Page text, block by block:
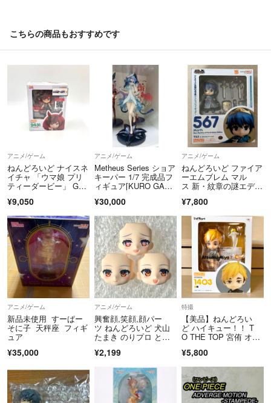
す｡ 配送業者の指定、日時指定はお受けしておりません。
・ご注文確定後の配送先変更は対応できかねます。
は承っておりません。キャンセルにて対応させて頂きます。
・別注文の同梱対応は承っておりません。
・何らかの理由にて商品が返送となった場合、再送の対応はできかねま
環境保護・個人情報保護のため納品書をペーパーレス化しております。
ラクマの決済完了メールを納品書として大切に保管してください。
■キャンセル
・お客様都合によるキャンセルは一切お受けしておりません。
・輸送中の事故による破損や商品違いがあった場合は、到着より5日以
内にご連絡下さい。対応させて頂きます。※期間を過ぎた場合は対応し
かねます。
・店舗や他サイトと併売を行っております。稀に品切れによるキャンセ
ルが発生する場合がございます。
■問い合わせ先
・商品詳細ページ、または取引ページよりお問い合わせボタンまたは問
い合わせフォームよりお問い合わせください。
※返信までに数日お時間を頂戴する場合がございます。
・商品状態に関する内容のみ対応しております。
こちらの商品もおすすめです
アニメ/ゲーム
ねんどろいど ナイスネ
イチャ 「ウマ娘 プリ
ティーダービー」 GO
Y グッドスマイルカン
パニー フィギュア【中
古】
¥9,050
アニメ/ゲーム
Metheus Series ショア
キーパー 1/7 完成品フ
ィギュア[KURO GAM
¥30,000
アニメ/ゲーム
ねんどろいど ファイア
ーエムブレム マル
ス 新・紋章の謎エディ
¥7,800
アニメ/ゲーム
新品未使用 すーぱー
そに子 天秤座 フィギ
ュア
¥35,000
アニメ/ゲーム
興奮顔,笑顔,顔パー
ツ ねんどろいど 犬山
たまき のりプロ とり
¥2,199
特撮
【美品】ねんどろい
ど ハイキュー！！ T
O THE TOP 宮侑 オラ
¥5,800